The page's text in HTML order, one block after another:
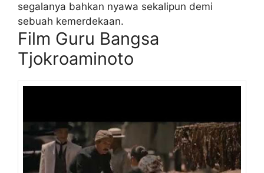
segalanya bahkan nyawa sekalipun demi
sebuah kemerdekaan.
Film Guru Bangsa
Tjokroaminoto